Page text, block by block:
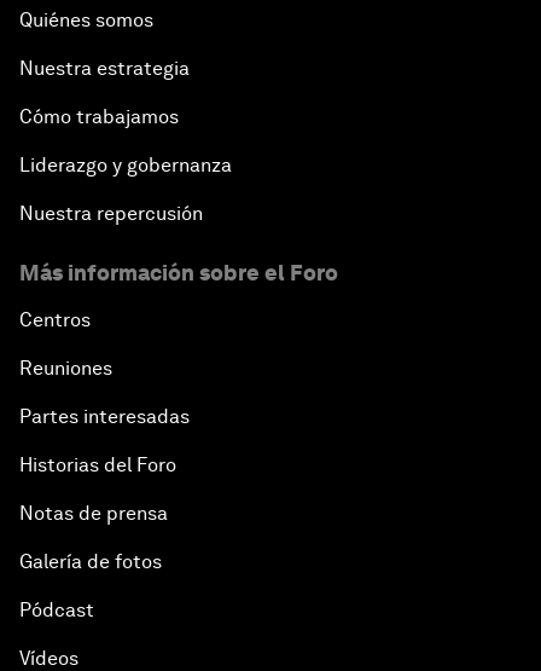
Quiénes somos
Nuestra estrategia
Cómo trabajamos
Liderazgo y gobernanza
Nuestra repercusión
Más información sobre el Foro
Centros
Reuniones
Partes interesadas
Historias del Foro
Notas de prensa
Galería de fotos
Pódcast
Vídeos